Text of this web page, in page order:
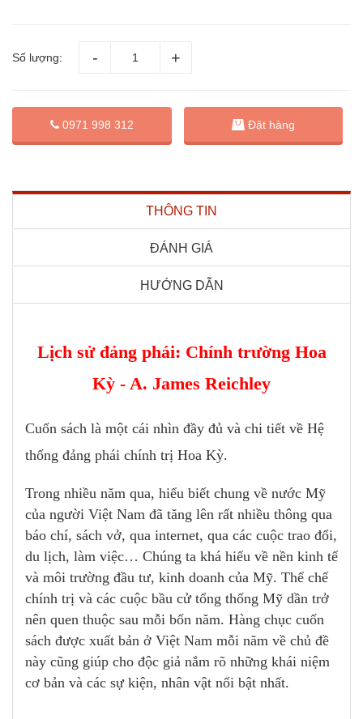
Số lượng:
0971 998 312 Đặt hàng
THÔNG TIN
ĐÁNH GIÁ
HƯỚNG DẪN
Lịch sử đảng phái: Chính trường Hoa
Kỳ - A. James Reichley
Cuốn sách là một cái nhìn đầy đủ và chi tiết về Hệ
thống đảng phái chính trị Hoa Kỳ.
Trong nhiều năm qua, hiểu biết chung về nước Mỹ
của người Việt Nam đã tăng lên rất nhiều thông qua
báo chí, sách vở, qua internet, qua các cuộc trao đổi,
du lịch, làm việc… Chúng ta khá hiểu về nền kinh tế
và môi trường đầu tư, kinh doanh của Mỹ. Thể chế
chính trị và các cuộc bầu cử tổng thống Mỹ dần trở
nên quen thuộc sau mỗi bốn năm. Hàng chục cuốn
sách được xuất bản ở Việt Nam mỗi năm về chủ đề
này cũng giúp cho độc giả nắm rõ những khái niệm
cơ bản và các sự kiện, nhân vật nổi bật nhất.